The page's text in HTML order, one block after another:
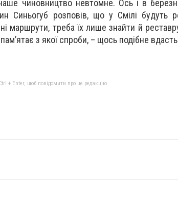
чиновництво невтомне. Ось і в
Синьогуб розповів, що у Смілі будуть
маршрути, треба їх лише знайти й
з якої спроби, – щось подібне
+ Enter, щоб повідомити про це редакцію